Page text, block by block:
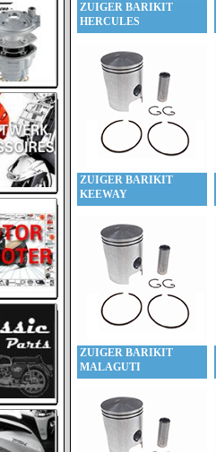
ZUIGER BARIKIT
HERCULES
ZUIGER BARIKIT
KEEWAY
ZUIGER BARIKIT
MALAGUTI